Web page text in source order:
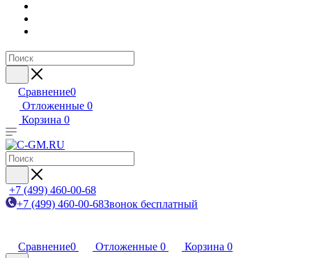
Сравнение0
Отложенные 0
Корзина 0
+7 (499) 460-00-68
+7 (499) 460-00-68Звонок бесплатный
Сравнение0 Отложенные 0 Корзина 0